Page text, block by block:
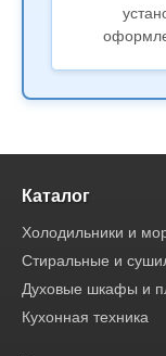
Каталог
Холодильники и
Стиральные и
Духовые шкафы и
Кухонная техника